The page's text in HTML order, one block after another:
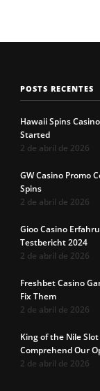
POSTS RECENTES
Hawaii Spins
Started
2 de abril de 2026
GW Casino Promo
Spins
2 de abril de 2026
Gioo Casino
Testbericht 2024
2 de abril de 2026
Freshbet Casino
Fix Them
2 de abril de 2026
King of the Nile
Comprehend Our
2 de abril de 2026